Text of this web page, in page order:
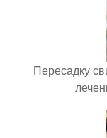
Пересадку